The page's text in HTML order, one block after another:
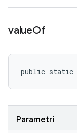
valueOf
public static
Parametri